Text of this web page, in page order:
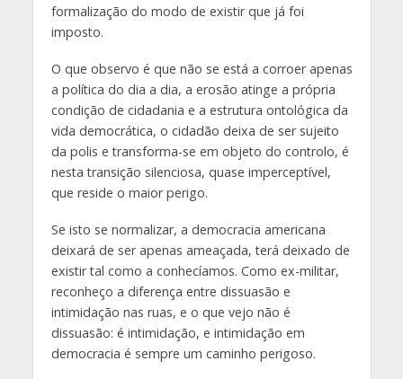
formalização do modo de existir que já foi
imposto.
O que observo é que não se está a corroer apenas
a política do dia a dia, a erosão atinge a própria
condição de cidadania e a estrutura ontológica da
vida democrática, o cidadão deixa de ser sujeito
da polis e transforma-se em objeto do controlo, é
nesta transição silenciosa, quase imperceptível,
que reside o maior perigo.
Se isto se normalizar, a democracia americana
deixará de ser apenas ameaçada, terá deixado de
existir tal como a conhecíamos. Como ex-militar,
reconheço a diferença entre dissuasão e
intimidação nas ruas, e o que vejo não é
dissuasão: é intimidação, e intimidação em
democracia é sempre um caminho perigoso.